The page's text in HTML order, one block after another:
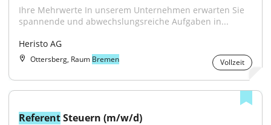
Ihre Mehrwerte In unserem Unternehmen erwarten Sie
spannende und abwechslungsreiche Aufgaben in...
Heristo AG
Ottersberg, Raum Bremen Vollzeit
Referent Steuern (m/w/d)